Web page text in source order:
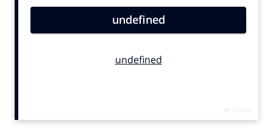
Bureaus
Campagnes
Data & Insights